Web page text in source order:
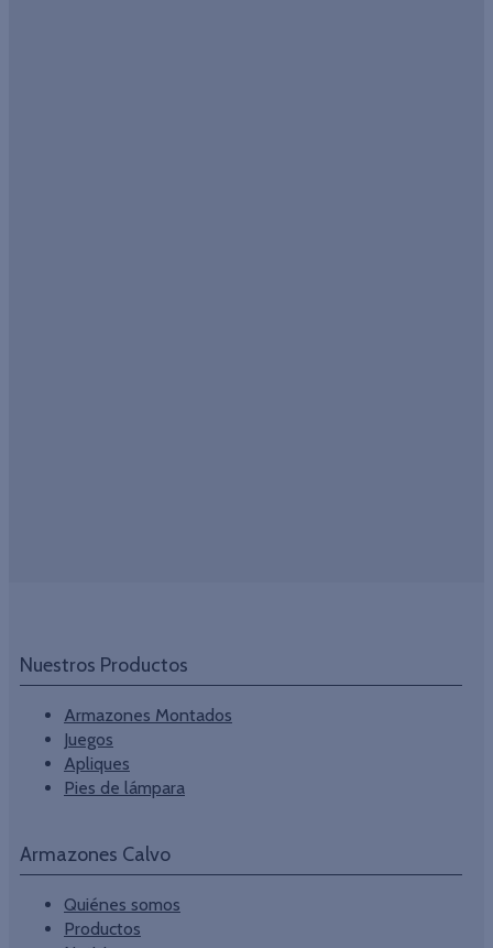
Nuestros Productos
Armazones Montados
Juegos
Apliques
Pies de lámpara
Armazones Calvo
Quiénes somos
Productos